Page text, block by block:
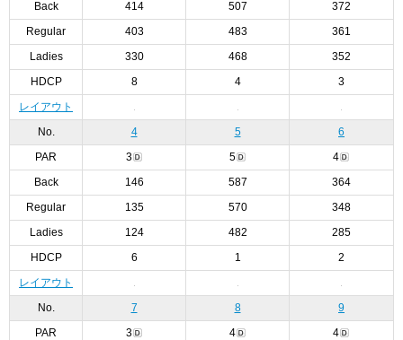
Back 414 507 372
Regular 403 483 361
Ladies 330 468 352
HDCP 8 4 3
レイアウト
No. 4 5 6
PAR 3 5 4
Back 146 587 364
Regular 135 570 348
Ladies 124 482 285
HDCP 6 1 2
レイアウト
No. 7 8 9
PAR 3 4 4